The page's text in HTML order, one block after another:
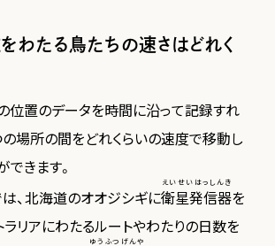
わたる鳥たちの速さはどれく
位置のデータを時間に沿って記録すれ
の場所の間をどれくらいの速度で移動し
できます。
、北海道のオオジシギに衛星発信器
えいせいはっしんき
を
ラリアにわたるルートやわたりの日数を
ゆうふつげんや